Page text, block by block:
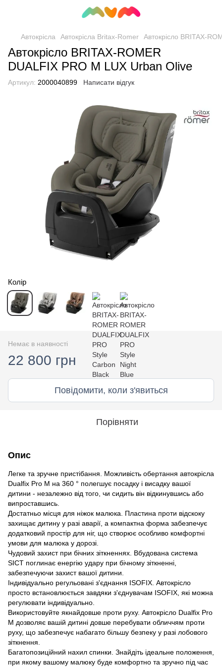
Автокрісла Автокрісла Britax-Romer Автокрісло BRITAX-
Автокрісло BRITAX-ROMER
DUALFIX PRO M LUX Urban Olive
Артикул: 2000040899 Написати відгук
Колір
Немає в наявності
22 800 грн
Повідомити, коли з'явиться
Порівняти
Опис
Легке та зручне пристібання. Можливість обертання автокрісла
Dualfix Pro М на 360 ° полегшує посадку і висадку вашої
дитини - незалежно від того, чи сидить він відкинувшись або
випроставшись.
Достатньо місця для ніжок малюка. Пластина проти відскоку
захищає дитину у разі аварії, а компактна форма забезпечує
додатковий простір для ніг, що створює особливо комфортні
умови для малюка у дорозі.
Чудовий захист при бічних зіткненнях. Вбудована система
SICT поглинає енергію удару при бічному зіткненні,
забезпечуючи захист вашої дитини.
Індивідуально регульовані з'єднання ISOFIX. Автокрісло
просто встановлюється завдяки з'єднувачам ISOFIX, які можна
регулювати індивідуально.
Використовуйте якнайдовше проти руху. Автокрісло Dualfix Pro
М дозволяє вашій дитині довше перебувати обличчям проти
руху, що забезпечує набагато більшу безпеку у разі лобового
зіткнення.
Багатопозиційний нахил спинки. Знайдіть ідеальне положення,
при якому вашому малюку буде комфортно та зручно під час